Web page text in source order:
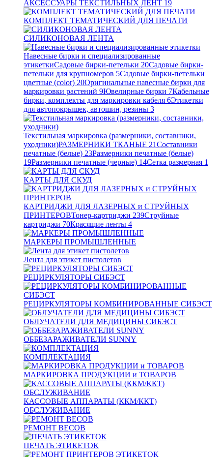
АКСЕССУАРЫ ТЕКСТИЛЬНЫХ ЛЕНТ 19
КОМПЛЕКТ ТЕМАТИЧЕСКИЙ ДЛЯ ПЕЧАТИ
СИЛИКОНОВАЯ ЛЕНТА
Навесные бирки и специализированные
этикеткиСадовые бирки-петельки 20Садовые бирки-
петельки для крупномеров 5Садовые бирки-петельки
цветные (color) 20Оригинальные навесные бирки для
маркировки растений 9Ювелирные бирки 7Кабельные
бирки, комплекты для маркировки кабеля 6Этикетки
для автопокрышек, автошин, резины 3
Текстильная маркировка (размерники, составники,
уходники)РАЗМЕРНИКИ ТКАНЫЕ 21Составники
печатные (белые) 23Размерники печатные (белые)
19Размерники печатные (черные) 14Сетка размерная 1
КАРТЫ ДЛЯ СКУД
КАРТРИДЖИ ДЛЯ ЛАЗЕРНЫХ и СТРУЙНЫХ
ПРИНТЕРОВТонер-картриджи 239Струйные
картриджи 70Красящие ленты 4
МАРКЕРЫ ПРОМЫШЛЕННЫЕ
Лента для этикет пистолетов
РЕЦИРКУЛЯТОРЫ СИБЭСТ
РЕЦИРКУЛЯТОРЫ КОМБИНИРОВАННЫЕ СИБЭСТ
ОБЛУЧАТЕЛИ ДЛЯ МЕДИЦИНЫ СИБЭСТ
ОББЕЗАРАЖИВАТЕЛИ SUNNY
КОМПЛЕКТАЦИЯ
МАРКИРОВКА ПРОДУКЦИИ и ТОВАРОВ
КАССОВЫЕ АППАРАТЫ (ККМ/ККТ)
ОБСЛУЖИВАНИЕ
РЕМОНТ ВЕСОВ
ПЕЧАТЬ ЭТИКЕТОК